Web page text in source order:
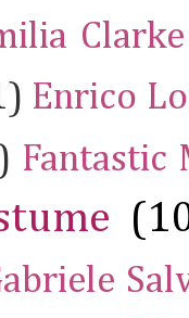
Clarke
Enrico
Fantastic